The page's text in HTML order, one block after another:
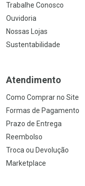
Trabalhe Conosco
Ouvidoria
Nossas Lojas
Sustentabilidade
Atendimento
Como Comprar no Site
Formas de Pagamento
Prazo de Entrega
Reembolso
Troca ou Devolução
Marketplace